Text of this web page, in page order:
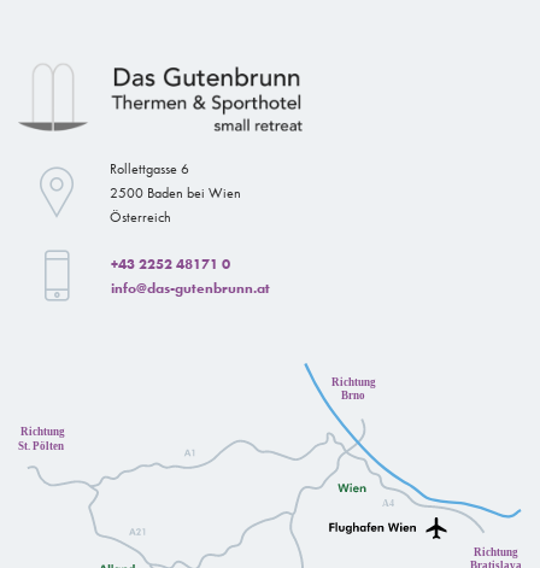
Rollettgasse 6
2500 Baden bei Wien
Österreich
+43 2252 48171 0
info@das-gutenbrunn.at